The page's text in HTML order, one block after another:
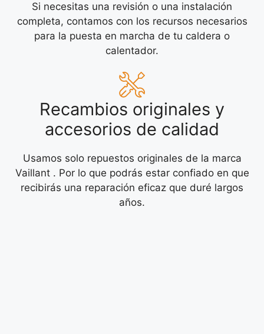
Si necesitas una revisión o una instalación
completa, contamos con los recursos necesarios
para la puesta en marcha de tu caldera o
calentador.
Recambios originales y
accesorios de calidad
Usamos solo repuestos originales de la marca
Vaillant . Por lo que podrás estar confiado en que
recibirás una reparación eficaz que duré largos
años.